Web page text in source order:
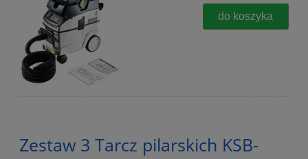
do koszyka
Zestaw 3 Tarcz pilarskich KSB-